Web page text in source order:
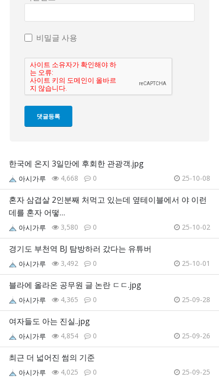
비밀글 사용
한국에 온지 3일만에 후회한 관광객.jpg
아시가루 4,668 0 25-10-08
혼자 삼겹살 2인분째 처먹고 있는데 옆테이블에서 야 이런
데를 혼자 어떻…
아시가루 3,580 0 25-10-02
경기도 부천역 BJ 탐방하러 갔다는 유튜버
아시가루 3,492 0 25-10-01
블라에 올라온 공무원 글 논란 ㄷㄷ.jpg
아시가루 4,365 0 25-09-28
여자들도 아는 진실..jpg
아시가루 4,854 0 25-09-26
최근 더 넓어진 썸의 기준
아시가루 4,025 0 25-09-25